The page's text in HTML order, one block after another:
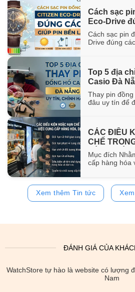
Trong bài viết
giúp bạn
đặc điểm [...]
Cách sạc
Eco-Drive
bền lâu
Cách sạc pin
Drive đúng
WatchStore
phương pháp
trời, ánh [...]
Top 5 địa
Casio Đà
hãng
Thay pin
đâu uy tín để
thay pin
Nẵng, đồng
thay pin và
CÁC ĐIỀU
CHẾ
HÀNG HÓA,
Mục đích
cấp hàng hóa
khách hàng,
https://
các điều kiện
Xem thêm Tin tức
ĐÁNH GIÁ CỦA
WatchStore tự hào là website có lượng
Nam